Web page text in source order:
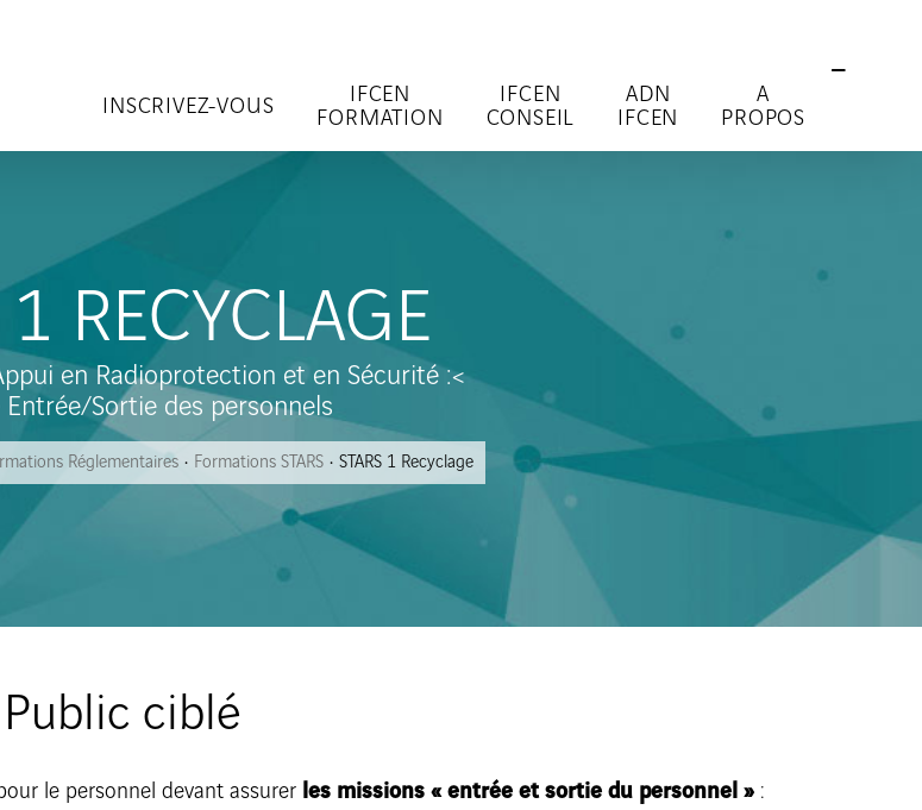
INSCRIVEZ-VOUS
IFCEN
FORMATION
IFCEN
CONSEIL
ADN
IFCEN
A
PROPOS
1 RECYCLAGE
en Radioprotection et en Sécurité :<
Sortie des personnels
Réglementaires Formations STARS STARS 1 Recyclage
Public ciblé
le personnel devant assurer les missions « entrée et sortie du personnel » :